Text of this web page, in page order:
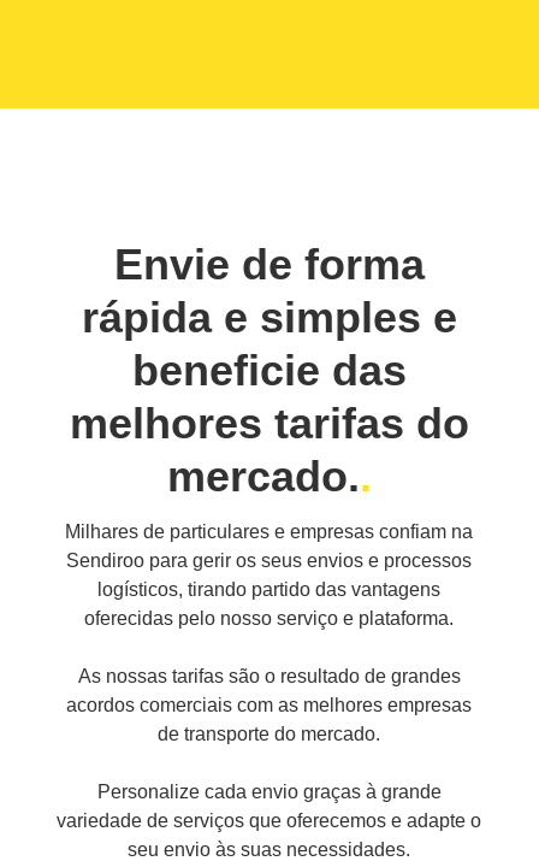
Envie de forma
rápida e simples e
beneficie das
melhores tarifas do
mercado.
Milhares de particulares e empresas confiam na
Sendiroo para gerir os seus envios e processos
logísticos, tirando partido das vantagens
oferecidas pelo nosso serviço e plataforma.
As nossas tarifas são o resultado de grandes
acordos comerciais com as melhores empresas
de transporte do mercado.
Personalize cada envio graças à grande
variedade de serviços que oferecemos e adapte o